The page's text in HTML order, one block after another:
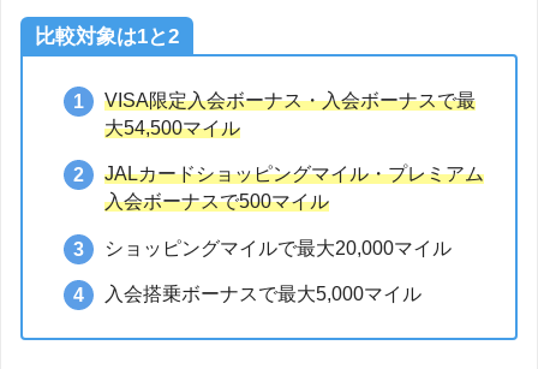
比較対象は1と2
VISA限定入会ボーナス・入会ボーナスで最
大54,500マイル
JALカードショッピングマイル・プレミアム
入会ボーナスで500マイル
ショッピングマイルで最大20,000マイル
入会搭乗ボーナスで最大5,000マイル